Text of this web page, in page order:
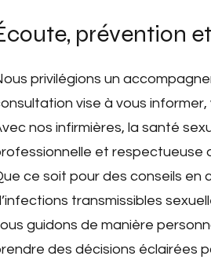
prévention
privilégions un
vise à vous
nos infirmières, la santé
et respectueuse
ce soit pour des conseils
transmissibles
guidons de manière
des décisions éclairées